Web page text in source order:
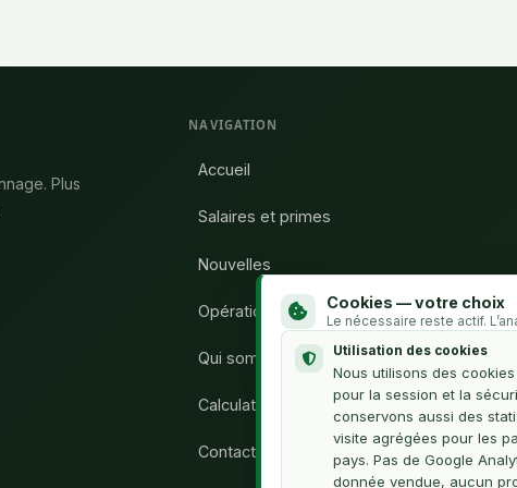
Plus
NAVIGATION
Accueil
Salaires et primes
Nouvelles
Opération Syndicat
Qui sommes-nous
Calculateur H.C.
Contact
Cookies — votre choix
Le nécessaire reste actif.
Utilisation des cookies
Nous utilisons des
pour la session et la
conservons aussi des
visite agrégées pour les
pays. Pas de Google
donnée vendue, aucun